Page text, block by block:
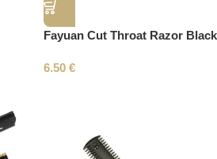
Fayuan Cut Throat Razor Black
6.50 €